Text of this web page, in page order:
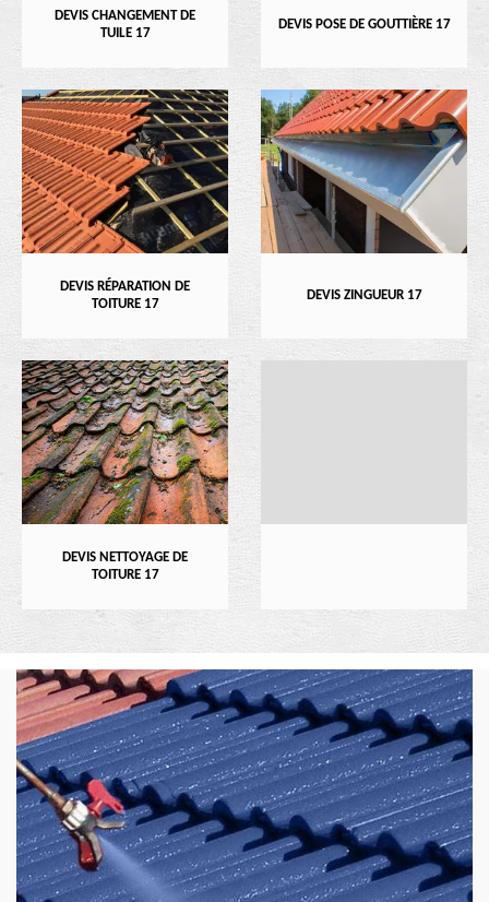
DEVIS CHANGEMENT DE
TUILE 17
DEVIS POSE DE GOUTTIÈRE 17
DEVIS RÉPARATION DE
TOITURE 17
DEVIS ZINGUEUR 17
DEVIS NETTOYAGE DE
TOITURE 17